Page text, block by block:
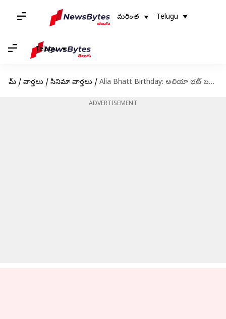
మరింత Telugu
Telugu
హోమ్ / వార్తలు / సినిమా వార్తలు / Alia Bhatt Birthday: అలియా భట్ బర్త్‌డే స్పెషల్.. త‌ప్ప‌క చూడాల్సిన ఐదు సినిమాలివే!
ADVERTISEMENT